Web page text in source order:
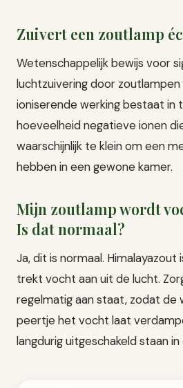
Zuivert een zoutlamp
Wetenschappelijk bewijs voor
luchtzuivering door
ioniserende werking bestaat in
hoeveelheid negatieve ionen
waarschijnlijk te klein om een
hebben in een gewone kamer.
Mijn zoutlamp wordt
Is dat normaal?
Ja, dit is normaal. Himalayazout
trekt vocht aan uit de lucht.
regelmatig aan staat, zodat de
peertje het vocht laat
langdurig uitgeschakeld staan